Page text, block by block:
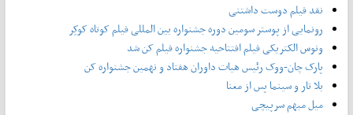
نقد فیلم دوست داشتنی
رونمایی از پوستر‌ سومین دوره جشنواره بین المللی فیلم کوتاه کوکِر
ونوس الکتریکی فیلم افتتاحیه جشنواره فیلم کن شد
پارک چان-ووک رئیس هیات داوران هفتاد و نهمین جشنواره کن
بلا تار و سینما پس از معنا
میل مبهم سرپیچی